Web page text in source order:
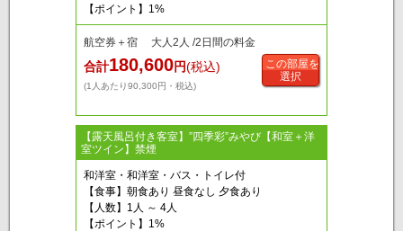
【ポイント】1%
航空券＋宿 大人2人 /2日間の料金
合計180,600円(税込)
(1人あたり90,300円・税込)
この部屋を
選択
【露天風呂付き客室】”四季彩”みやび【和室＋洋
室ツイン】禁煙
和洋室・和洋室・バス・トイレ付
【食事】朝食あり 昼食なし 夕食あり
【人数】1人 ～ 4人
【ポイント】1%